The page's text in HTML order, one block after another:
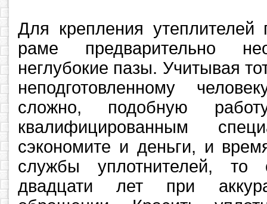
Для крепления утеплителей
раме предварительно
неглубокие пазы. Учитывая
неподготовленному
сложно, подобную
квалифицированным
сэкономите и деньги, и
службы уплотнителей, то
двадцати лет при